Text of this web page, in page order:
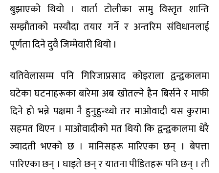
बुझाएको थियो । वार्ता टोलीका सामु विस्तृत शान्ति
सम्झौताको मस्यौदा तयार गर्ने र अन्तरिम संविधानलाई
पूर्णता दिने दुवै जिम्मेवारी थियो ।
यतिवेलासम्म पनि गिरिजाप्रसाद कोइराला द्वन्द्वकालमा
घटेका घटनाहरूका बारेमा अब खोतल्ने हैन बिर्सने र माफी
दिने हो भन्ने पक्षमा नै हुनुहुन्थ्यो तर माओवादी यस कुरामा
सहमत थिएन । माओवादीको मत थियो कि द्वन्द्वकालमा धेरै
ज्यादती भएको छ । मानिसहरू मारिएका छन् । बेपत्ता
पारिएका छन् । घाइते छन् र यातना पीडितहरू पनि छन् । ती